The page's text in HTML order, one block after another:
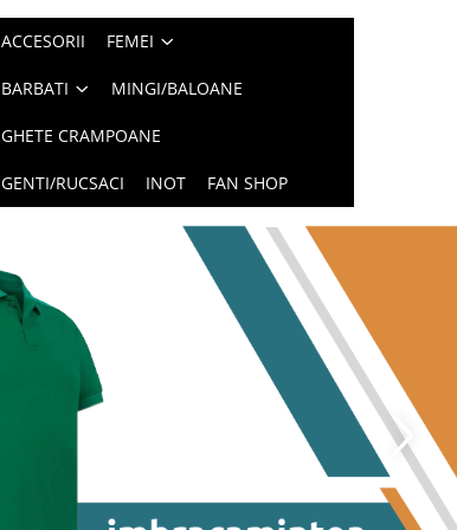
ACCESORII FEMEI
BARBATI MINGI/BALOANE
GHETE CRAMPOANE
GENTI/RUCSACI INOT FAN SHOP